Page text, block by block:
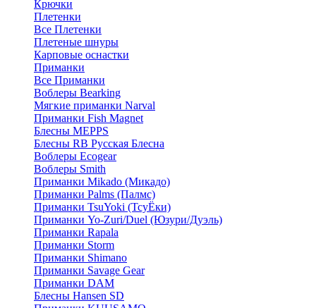
Крючки
Плетенки
Все Плетенки
Плетеные шнуры
Карповые оснастки
Приманки
Все Приманки
Воблеры Bearking
Мягкие приманки Narval
Приманки Fish Magnet
Блесны MEPPS
Блесны RB Русская Блесна
Воблеры Ecogear
Воблеры Smith
Приманки Mikado (Микадо)
Приманки Palms (Палмс)
Приманки TsuYoki (ТсуЁки)
Приманки Yo-Zuri/Duel (Юзури/Дуэль)
Приманки Rapala
Приманки Storm
Приманки Shimano
Приманки Savage Gear
Приманки DAM
Блесны Hansen SD